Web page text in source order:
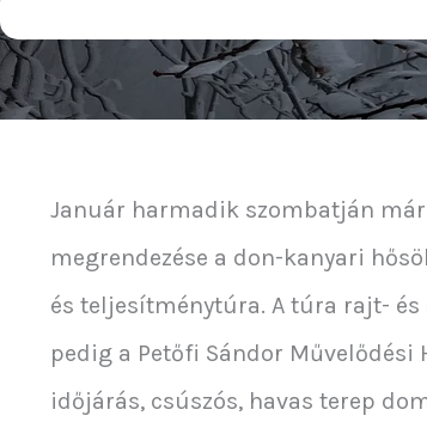
Január harmadik szombatján
megrendezése a don-kanyari
és teljesítménytúra. A túra rajt- és
pedig a Petőfi Sándor Művelődési
időjárás, csúszós, havas terep